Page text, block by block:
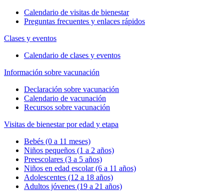
Calendario de visitas de bienestar
Preguntas frecuentes y enlaces rápidos
Clases y eventos
Calendario de clases y eventos
Información sobre vacunación
Declaración sobre vacunación
Calendario de vacunación
Recursos sobre vacunación
Visitas de bienestar por edad y etapa
Bebés (0 a 11 meses)
Niños pequeños (1 a 2 años)
Preescolares (3 a 5 años)
Niños en edad escolar (6 a 11 años)
Adolescentes (12 a 18 años)
Adultos jóvenes (19 a 21 años)